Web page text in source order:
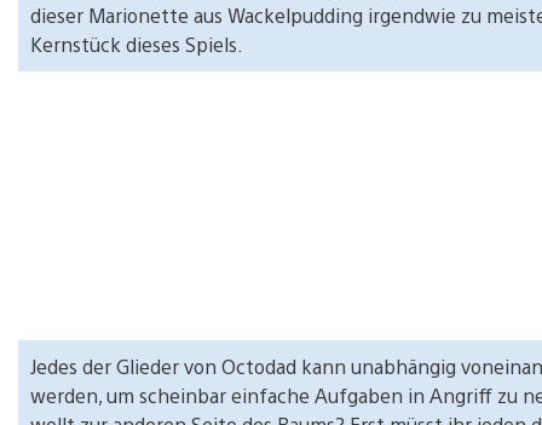
dieser Marionette aus Wackelpudding irgendwie zu
Kernstück dieses Spiels.
Jedes der Glieder von Octodad kann unabhängig
werden, um scheinbar einfache Aufgaben in Angriff zu